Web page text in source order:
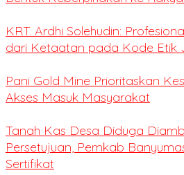
KRT. Ardhi Solehudin:
dari Ketaatan pada Kode Etik
Pani Gold Mine Prioritaskan
Akses Masuk Masyarakat
Tanah Kas Desa Diduga
Persetujuan, Pemkab
Sertifikat